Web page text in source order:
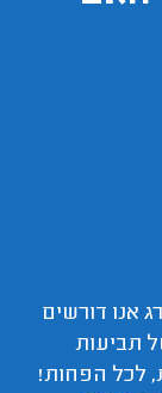
אנו דורשים
של תביעות
מדברים עם 5 לקוחות, לכל הפחות!